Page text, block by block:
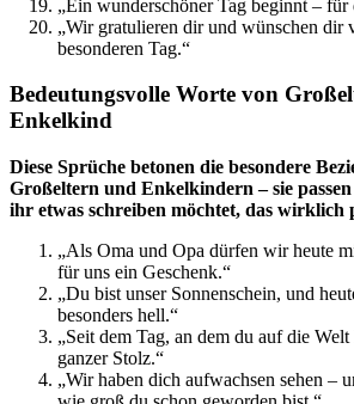
„Ein wunderschöner Tag beginnt –
„Wir gratulieren dir und wünschen dir
besonderen Tag.“
Bedeutungsvolle Worte von
Enkelkind
Diese Sprüche betonen die besondere
Großeltern und Enkelkindern – sie
ihr etwas schreiben möchtet, das wirklich
„Als Oma und Opa dürfen wir heute
für uns ein Geschenk.“
„Du bist unser Sonnenschein, und
besonders hell.“
„Seit dem Tag, an dem du auf die
ganzer Stolz.“
„Wir haben dich aufwachsen sehen –